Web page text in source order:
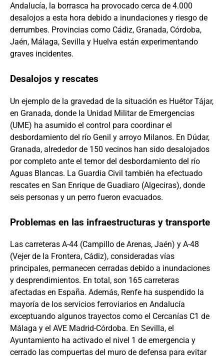
Andalucía, la borrasca ha provocado cerca de 4.000
desalojos a esta hora debido a inundaciones y riesgo de
derrumbes. Provincias como Cádiz, Granada, Córdoba,
Jaén, Málaga, Sevilla y Huelva están experimentando
graves incidentes.
Desalojos y rescates
Un ejemplo de la gravedad de la situación es Huétor Tájar,
en Granada, donde la Unidad Militar de Emergencias
(UME) ha asumido el control para coordinar el
desbordamiento del río Genil y arroyo Milanos. En Dúdar,
Granada, alrededor de 150 vecinos han sido desalojados
por completo ante el temor del desbordamiento del río
Aguas Blancas. La Guardia Civil también ha efectuado
rescates en San Enrique de Guadiaro (Algeciras), donde
seis personas y un perro fueron evacuados.
Problemas en las infraestructuras y transporte
Las carreteras A-44 (Campillo de Arenas, Jaén) y A-48
(Vejer de la Frontera, Cádiz), consideradas vías
principales, permanecen cerradas debido a inundaciones
y desprendimientos. En total, son 165 carreteras
afectadas en España. Además, Renfe ha suspendido la
mayoría de los servicios ferroviarios en Andalucía
exceptuando algunos trayectos como el Cercanías C1 de
Málaga y el AVE Madrid-Córdoba. En Sevilla, el
Ayuntamiento ha activado el nivel 1 de emergencia y
cerrado las compuertas del muro de defensa para evitar